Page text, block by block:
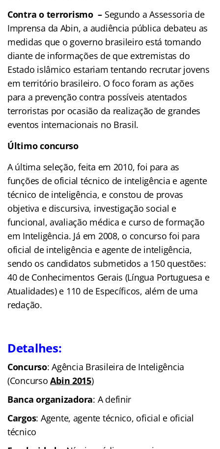
Contra o terrorismo – Segundo a Assessoria de
Imprensa da Abin, a audiência pública debateu as
medidas que o governo brasileiro está tomando
diante de informações de que extremistas do
Estado islâmico estariam tentando recrutar jovens
em território brasileiro. O foco foram as ações
para a prevenção contra possíveis atentados
terroristas por ocasião da realização de grandes
eventos internacionais no Brasil.
Último concurso
A última seleção, feita em 2010, foi para as
funções de oficial técnico de inteligência e agente
técnico de inteligência, e constou de provas
objetiva e discursiva, investigação social e
funcional, avaliação médica e curso de formação
em Inteligência. Já em 2008, o concurso foi para
oficial de inteligência e agente de inteligência,
sendo os candidatos submetidos a 150 questões:
40 de Conhecimentos Gerais (Língua Portuguesa e
Atualidades) e 110 de Específicos, além de uma
redação.
Detalhes:
Concurso: Agência Brasileira de Inteligência
(ConcursoAbin 2015)
Banca organizadora: A definir
Cargos: Agente, agente técnico, oficial e oficial
técnico